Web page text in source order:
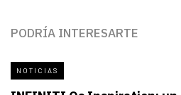
PODRÍA INTERESARTE
NOTICIAS